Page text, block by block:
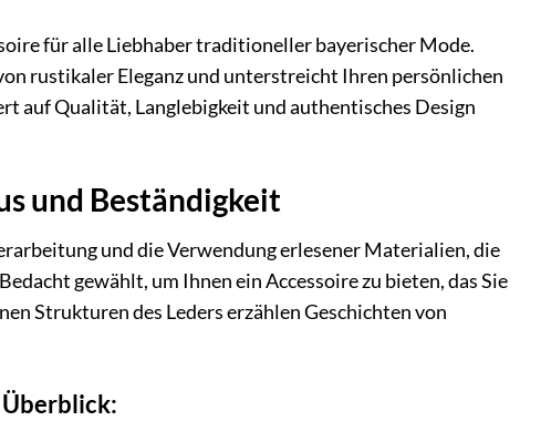
für alle Liebhaber traditioneller bayerischer Mode.
rustikaler Eleganz und unterstreicht Ihren persönlichen
auf Qualität, Langlebigkeit und authentisches Design
und Beständigkeit
und die Verwendung erlesener Materialien, die
gewählt, um Ihnen ein Accessoire zu bieten, das Sie
Strukturen des Leders erzählen Geschichten von